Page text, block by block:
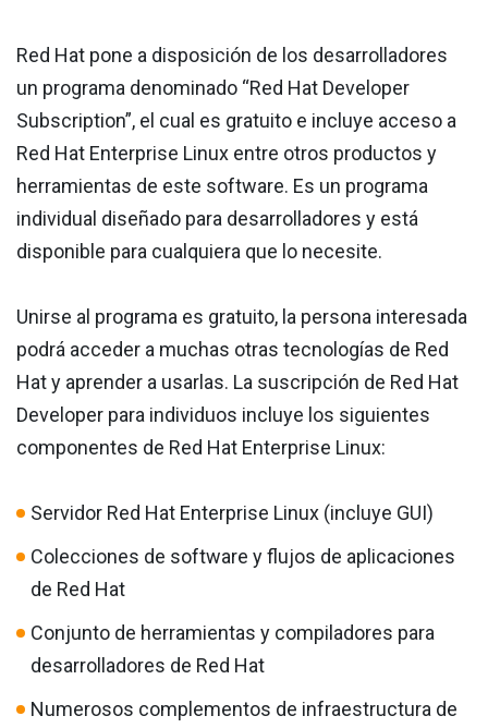
Red Hat pone a disposición de los desarrolladores
un programa denominado “Red Hat Developer
Subscription”, el cual es gratuito e incluye acceso a
Red Hat Enterprise Linux entre otros productos y
herramientas de este software. Es un programa
individual diseñado para desarrolladores y está
disponible para cualquiera que lo necesite.
Unirse al programa es gratuito, la persona interesada
podrá acceder a muchas otras tecnologías de Red
Hat y aprender a usarlas. La suscripción de Red Hat
Developer para individuos incluye los siguientes
componentes de Red Hat Enterprise Linux:
Servidor Red Hat Enterprise Linux (incluye GUI)
Colecciones de software y flujos de aplicaciones
de Red Hat
Conjunto de herramientas y compiladores para
desarrolladores de Red Hat
Numerosos complementos de infraestructura de